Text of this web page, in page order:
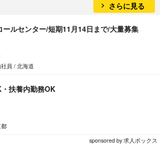
さらに見る
ールセンター/短期11月14日まで/大量募集
員 / 北海道
扶養内勤務OK
sponsored by 求人ボックス